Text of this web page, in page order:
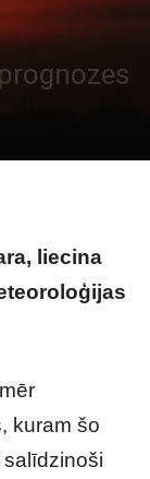
liecina
kuram šo